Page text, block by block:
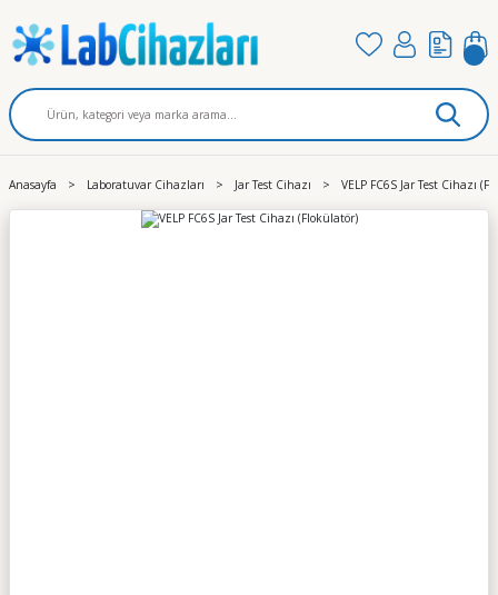
Anasayfa Laboratuvar Cihazları Jar Test Cihazı VELP FC6S Jar Test Cihazı